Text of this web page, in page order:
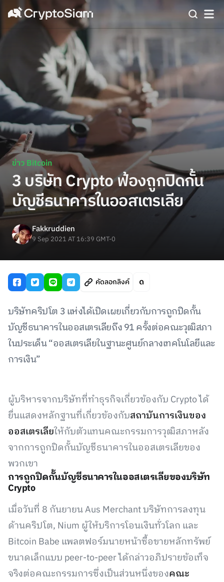
ข่าว Bitcoin
3 บริษัท Crypto ฟ้องถูกปิดกั้น
บัญชีธนาคารในออสเตรเลีย
Fakkruddien
9 Sep 2021 AT 16:39 GMT-0
คัดลอกลิงค์
บริษัทคริปโต 3 แห่งได้เปิดเผยเกี่ยวกับการถูกปิดกั้น
บัญชีธนาคารในออสเตรเลียถึง 91 ครั้งต่อคณะวุฒิสภา
ในประเด็น “ออสเตรเลียในฐานะศูนย์กลางเทคโนโลยีและ
การเงิน”
ผู้บริหารจากบริษัทที่ทำธุรกิจเกี่ยวข้องกับ Crypto ได้
ยื่นแสดงหลักฐานที่เกี่ยวข้องกับสถาบันการเงินของ
ออสเตรเลียให้กับตัวแทนคณะกรรมการวุฒิสภาหลัง
จากการถูกปิดกั้นบัญชีธนาคารในออสเตรเลียของ
พวกเขา
การถูกปิดกั้นบัญชีธนาคารในออสเตรเลียของบริษัท
Crypto
เมื่อวันที่ 8 กันยายน Aus Merchant บริษัทการลงทุน
ด้านคริปโต, Nium ผู้ให้บริการโอนเงินทั่วโลก และ
Bitcoin Babe แพลตฟอร์มนายหน้าซื้อขายหลักทรัพย์
ขนาดเล็กแบบ peer-to-peer ได้กล่าวอภิปรายข้อเท็จ
จริงต่อคณะกรรมการซึ่งเป็นส่วนหนึ่งของคณะ